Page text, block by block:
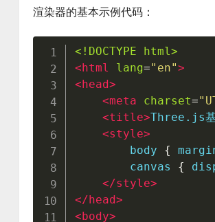
渲染器的基本示例代码：
<!DOCTYPE html>
<html lang=" en">
<head>
<meta charset="
<title>Three.js
<style>
        body
{
        canvas
{
</style>
</head>
<body>